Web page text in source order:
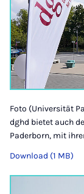
Foto (Universität
dghd bietet auch
Paderborn, mit
Download (1 MB)